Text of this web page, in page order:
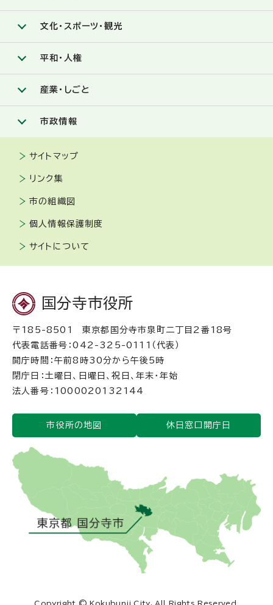
文化・スポーツ・観光
平和・人権
産業・しごと
市政情報
サイトマップ
リンク集
市の組織図
個人情報保護制度
サイトについて
国分寺市役所
〒185-8501 東京都国分寺市泉町二丁目2番18号
代表電話番号：042-325-0111（代表）
開庁時間：午前8時30分から午後5時
閉庁日：土曜日、日曜日、祝日、年末・年始
法人番号：1000020132144
市役所の地図 休日窓口開庁日
Copyright © Kokubunji City, All Rights Reserved.